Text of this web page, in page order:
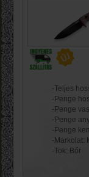
-Teljes
-Penge
-Penge
-Penge
-Penge
-Markolat:
-Tok: Bőr